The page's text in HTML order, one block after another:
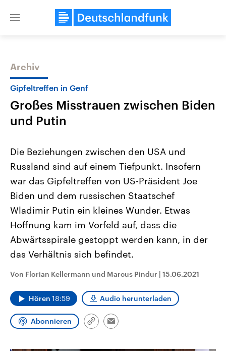
Close
Themen
Landtagswahl Sachsen-Anhalt
2026
Alle Informationen
Sachsen-Anhalt wählt am 6.
September 2026 einen neuen
Landtag. Seit 2021 wird das
Bundesland von einer Koalition aus
CDU, SPD und FDP regiert.-
Umfragen, Prognosen,
Wahlprogramme, aktuelle Berichte
und Hintergründe zu den Parteien
Wahl.
USA
Aktuelle Beiträge,
Hintergründe
Wirtschaftlich und
gehören die Vereinigten
den mächtigsten Ländern
mit großem Einfluss auf
Sendungen Programm Podcasts
Archiv
Gipfeltreffen in Genf
Großes Misstrauen zwischen Biden
und Putin
Die Beziehungen zwischen den USA und
Russland sind auf einem Tiefpunkt. Insofern
war das Gipfeltreffen von US-Präsident Joe
Biden und dem russischen Staatschef
Wladimir Putin ein kleines Wunder. Etwas
Hoffnung kam im Vorfeld auf, dass die
Abwärtsspirale gestoppt werden kann, in der
das Verhältnis sich befindet.
Von Florian Kellermann und Marcus Pindur | 15.06.2021
Hören 18:59 Audio herunterladen
Abonnieren
Link
Email